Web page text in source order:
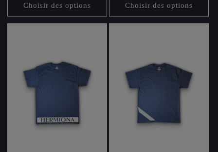
Choisir des options Choisir des options